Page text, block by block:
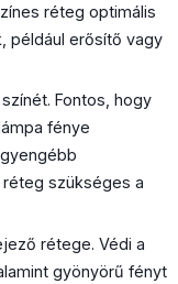
réteg optimális
például erősítő vagy
Fontos, hogy
fénye
szükséges a
rétege. Védi a
gyönyörű fényt